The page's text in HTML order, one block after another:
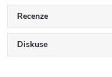
Recenze
Diskuse